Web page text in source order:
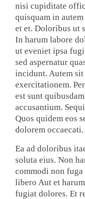
nisi cupiditate
quisquam in
et et. Doloribus ut
In harum labore
ut eveniet ipsa
sed aspernatur
incidunt. Autem sit
exercitationem.
est sunt
accusantium.
Quos quidem eos
dolorem occaecati.
Ea ad doloribus
soluta eius. Non
commodi non fuga
libero Aut et
fugiat dolores. Et